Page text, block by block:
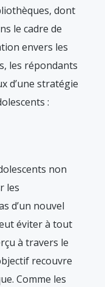
dont
le cadre de
envers les
les répondants
d’une stratégie
:
non
les
d’un nouvel
éviter à tout
à travers le
recouvre
Comme les